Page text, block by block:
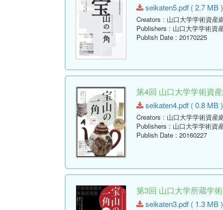
seikaten5.pdf ( 2.7 MB )
Creators : 山口大学学術資産
Publishers : 山口大学学術資
Publish Date : 20170225
第4回 山口大学学術資
seikaten4.pdf ( 0.8 MB )
Creators : 山口大学学術資産
Publishers : 山口大学学術資
Publish Date : 20160227
第3回 山口大学所蔵学
seikaten3.pdf ( 1.3 MB )